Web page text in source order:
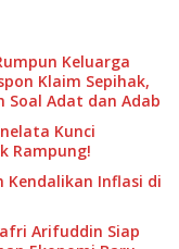
Keluarga
Klaim Sepihak,
Soal Adat dan Adab
Kunci
Rampung!
Kendalikan Inflasi di
Arifuddin Siap